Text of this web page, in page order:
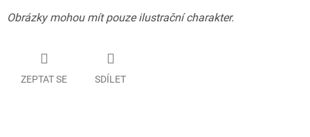
Obrázky mohou mít pouze ilustrační charakter.
ZEPTAT SE SDÍLET